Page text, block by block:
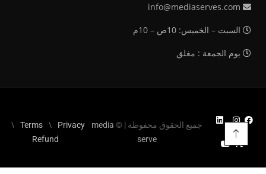
السبت – الخميس: 10ص – 10م
يوم الجمعة : مغلق
جميع الحقوق محفوظة | © media
serve
Privacy
Terms
Refund